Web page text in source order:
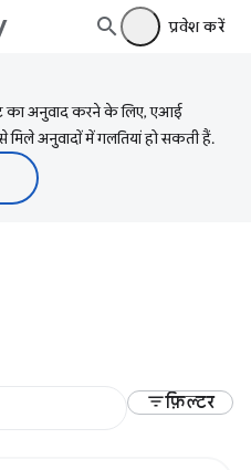
प्रवेश करें
का अनुवाद करने के लिए, एआई
अनुवादों में गलतियां हो सकती हैं.
filter_listफ़िल्टर